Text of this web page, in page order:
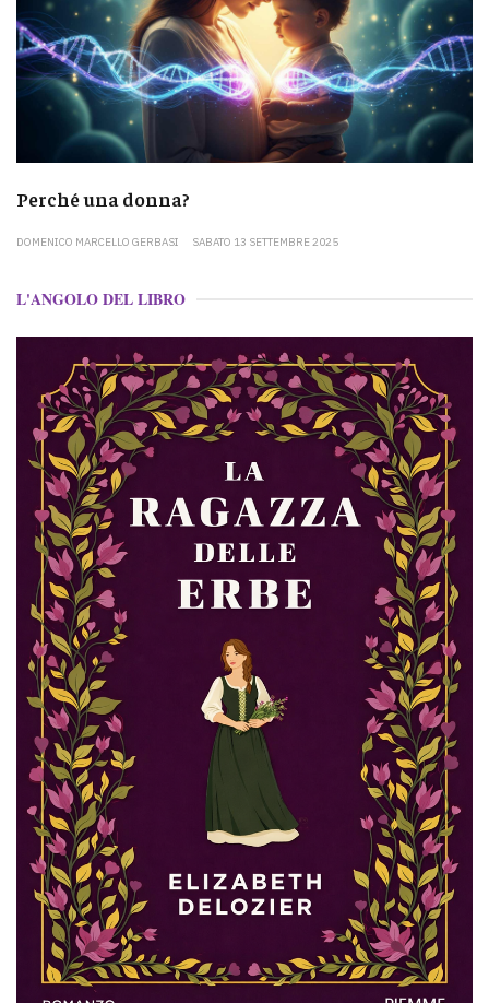
Perché una donna?
DOMENICO MARCELLO GERBASI SABATO 13 SETTEMBRE 2025
L'ANGOLO DEL LIBRO